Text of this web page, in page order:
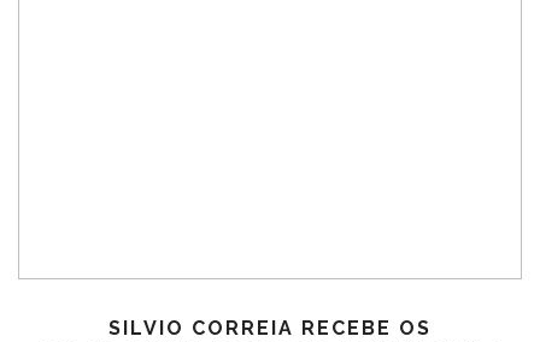
SILVIO CORREIA RECEBE OS